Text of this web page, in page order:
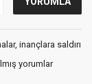
inançlara saldırı
yorumlar